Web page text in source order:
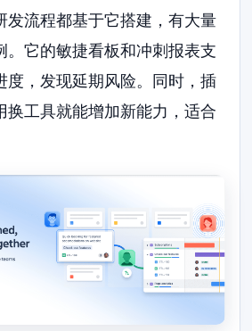
发流程都基于它搭建，有大量
。它的敏捷看板和冲刺报表支
度，发现延期风险。同时，插
换工具就能增加新能力，适合